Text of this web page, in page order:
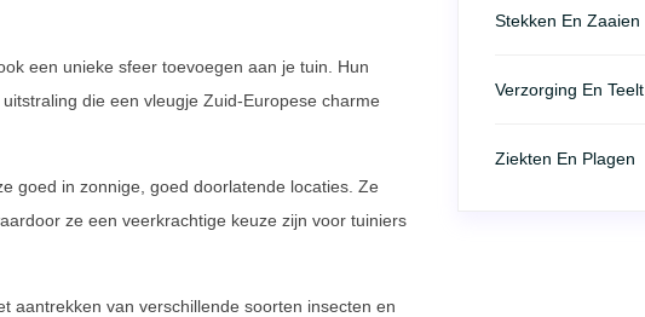
een unieke sfeer toevoegen aan je tuin. Hun
die een vleugje Zuid-Europese charme
goed in zonnige, goed doorlatende locaties. Ze
ze een veerkrachtige keuze zijn voor tuiniers
aantrekken van verschillende soorten insecten en
Stekken En Zaaien
Verzorging En Teelt
Ziekten En Plagen